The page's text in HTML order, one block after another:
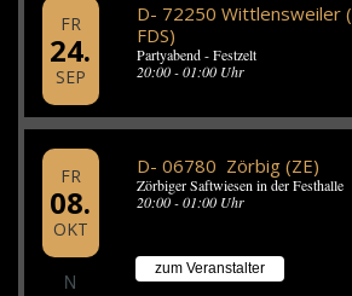
FR
24.
SEP
D- 72250 Wittlensweiler (
FDS)
Partyabend - Festzelt
20:00 - 01:00 Uhr
FR
08.
OKT
N
D- 06780 Zörbig (ZE)
Zörbiger Saftwiesen in der Festhalle
20:00 - 01:00 Uhr
zum Veranstalter